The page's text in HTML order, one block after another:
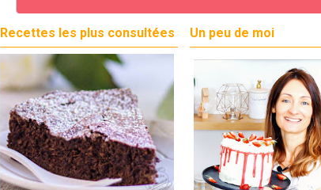
Recettes les plus consultées Un peu de moi